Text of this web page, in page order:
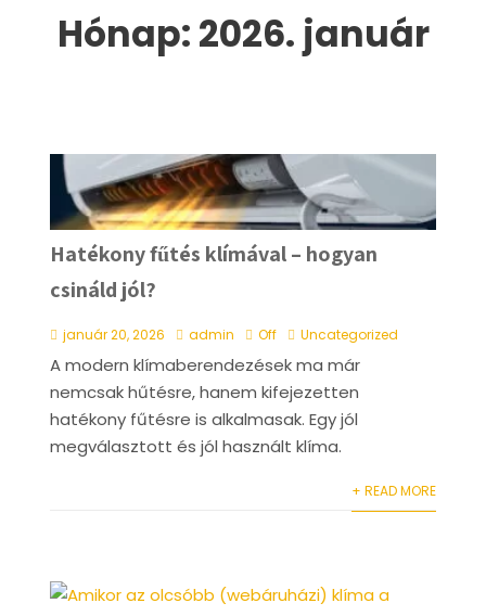
Hónap:2026. január
Hatékony fűtés klímával – hogyan
csináld jól?
január 20, 2026 admin Off Uncategorized
A modern klímaberendezések ma már
nemcsak hűtésre, hanem kifejezetten
hatékony fűtésre is alkalmasak. Egy jól
megválasztott és jól használt klíma.
+ READ MORE